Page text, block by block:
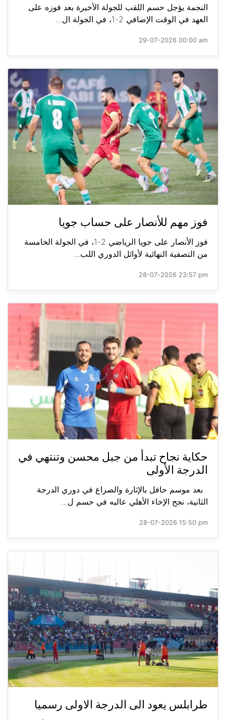
النجمة يؤجل حسم اللقب للجولة الأخيرة بعد فوزه على
العهد في الوقت الإضافي 2-1، في الجولة ال...
29-07-2026 00:00 am
فوز مهم للأنصار على حساب جويا
فوز الأنصار على جويا الرياضي 2-1، في الجولة الخامسة
من التصفية النهائية لأوائل الدوري اللب...
28-07-2026 23:57 pm
حكاية نجاح تبدأ من جبل محسن وتنتهي في
الدرجة الأولى
بعد موسم حافل بالإثارة والصراع في دوري الدرجة
الثانية، نجح الإخاء الأهلي عاليه في حسم ل...
28-07-2026 15:50 pm
طرابلس يعود الى الدرجة الاولى رسميا